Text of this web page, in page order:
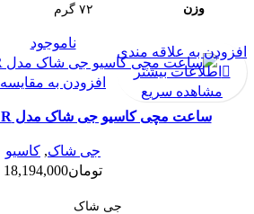
وزن ۷۲ گرم
ناموجود
افزودن به مقایسه
ساعت مچی کاسیو جی شاک مدل GA-2100FT-8ADR
جی شاک, کاسیو
تومان18,194,000
جی شاک
افزودن به علاقه مندی
اطلاعات بیشتر
مشاهده سریع